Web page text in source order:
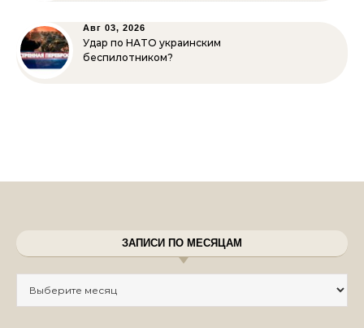
Авг 03, 2026
Удар по НАТО украинским
беспилотником?
ЗАПИСИ ПО МЕСЯЦАМ